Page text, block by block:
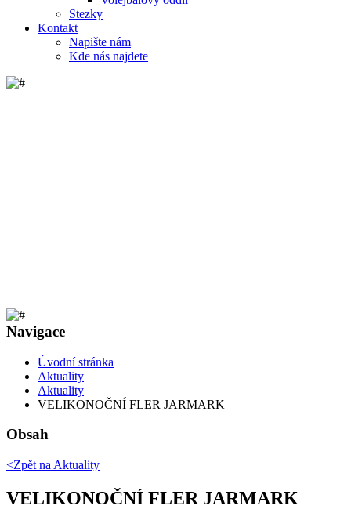
Stezky
Kontakt
Napište nám
Kde nás najdete
Navigace
Úvodní stránka
Aktuality
Aktuality
VELIKONOČNÍ FLER JARMARK
Obsah
<Zpět na Aktuality
VELIKONOČNÍ FLER JARMARK